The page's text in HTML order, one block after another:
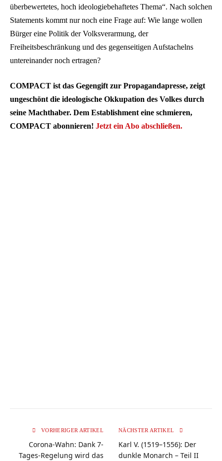
überbewertetes, hoch ideologiebehaftetes Thema“. Nach solchen
Statements kommt nur noch eine Frage auf: Wie lange wollen
Bürger eine Politik der Volksverarmung, der
Freiheitsbeschränkung und des gegenseitigen Aufstachelns
untereinander noch ertragen?
COMPACT ist das Gegengift zur Propagandapresse, zeigt
ungeschönt die ideologische Okkupation des Volkes durch
seine Machthaber. Dem Establishment eine schmieren,
COMPACT abonnieren! Jetzt ein Abo abschließen.
VORHERIGER ARTIKEL
Corona-Wahn: Dank 7-
Tages-Regelung wird das
NÄCHSTER ARTIKEL
Karl V. (1519–1556): Der
dunkle Monarch – Teil II